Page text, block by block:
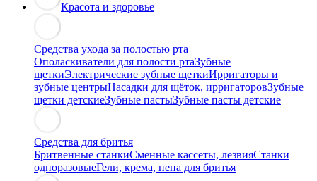
Красота и здоровье
Средства ухода за полостью рта
Ополаскиватели для полости ртаЗубные
щеткиЭлектрические зубные щеткиИрригаторы и
зубные центрыНасадки для щёток, ирригаторовЗубные
щетки детскиеЗубные пастыЗубные пасты детские
Средства для бритья
Бритвенные станкиСменные кассеты, лезвияСтанки
одноразовыеГели, крема, пена для бритья